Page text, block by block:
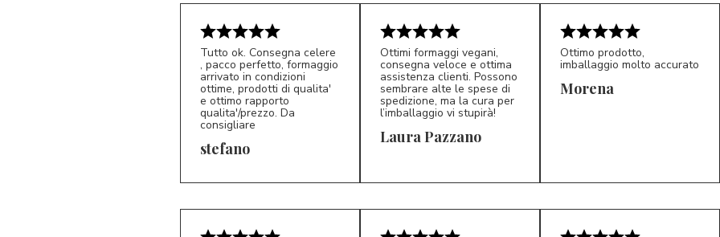
S*
Tutto ok. Consegna celere
, pacco perfetto, formaggio
arrivato in condizioni
ottime, prodotti di qualita'
e ottimo rapporto
qualita'/prezzo. Da
consigliare
stefano LP 5/5
Ottimi formaggi vegani,
consegna veloce e ottima
assistenza clienti. Possono
sembrare alte le spese di
spedizione, ma la cura per
l’imballaggio vi stupirà!
Laura Pazzano
Ottimo prodotto,
imballaggio molto accurato
Morena